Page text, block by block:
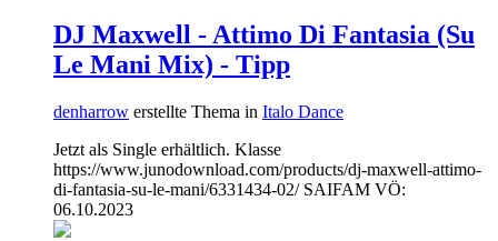
DJ Maxwell - Attimo Di Fantasia (Su
Le Mani Mix) - Tipp
denharrow erstellte Thema in Italo Dance
Jetzt als Single erhältlich. Klasse
https://www.junodownload.com/products/dj-maxwell-attimo-
di-fantasia-su-le-mani/6331434-02/ SAIFAM VÖ:
06.10.2023